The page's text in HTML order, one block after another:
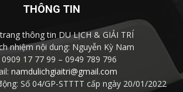
THÔNG TIN
thông tin DU LỊCH & GIẢI TRÍ
nhiệm nội dung: Nguyễn Kỳ Nam
17 77 99 – 0949 789 796
namdulichgiaitri@gmail.com
Số 04/GP-STTTT cấp ngày 20/01/2022